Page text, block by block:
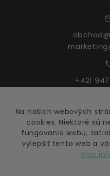
+421
Po - Pia:
Na našich webových
cookies. Niektoré sú
fungovanie webu,
vylepšiť tento web a
Viac